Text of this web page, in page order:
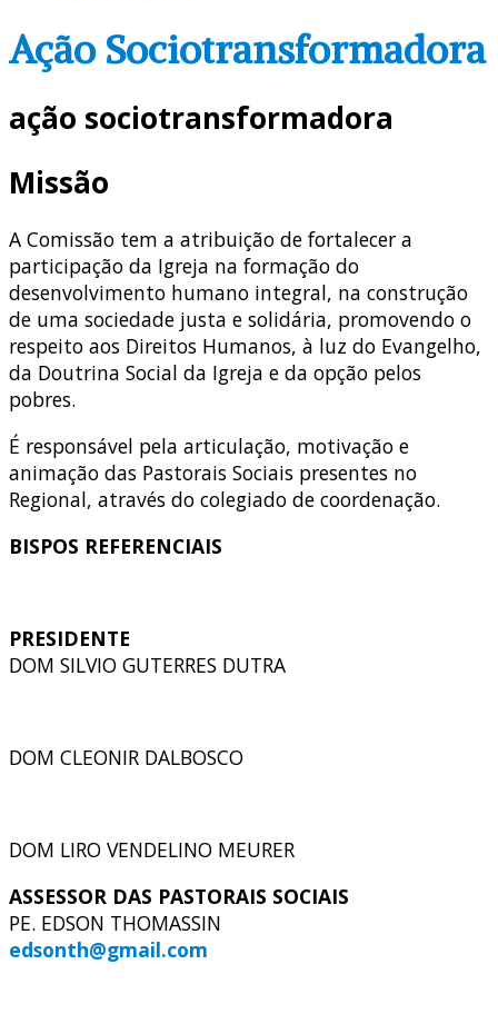
Ação Sociotransformadora
ação sociotransformadora
Missão
A Comissão tem a atribuição de fortalecer a
participação da Igreja na formação do
desenvolvimento humano integral, na construção
de uma sociedade justa e solidária, promovendo o
respeito aos Direitos Humanos, à luz do Evangelho,
da Doutrina Social da Igreja e da opção pelos
pobres.
É responsável pela articulação, motivação e
animação das Pastorais Sociais presentes no
Regional, através do colegiado de coordenação.
BISPOS REFERENCIAIS
PRESIDENTE
DOM SILVIO GUTERRES DUTRA
DOM CLEONIR DALBOSCO
DOM LIRO VENDELINO MEURER
ASSESSOR DAS PASTORAIS SOCIAIS
PE. EDSON THOMASSIN
edsonth@gmail.com